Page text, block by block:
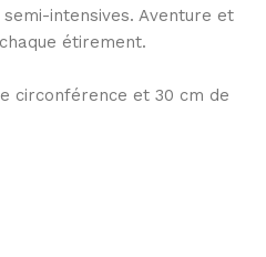
intensives. Aventure et
étirement.
circonférence et 30 cm de